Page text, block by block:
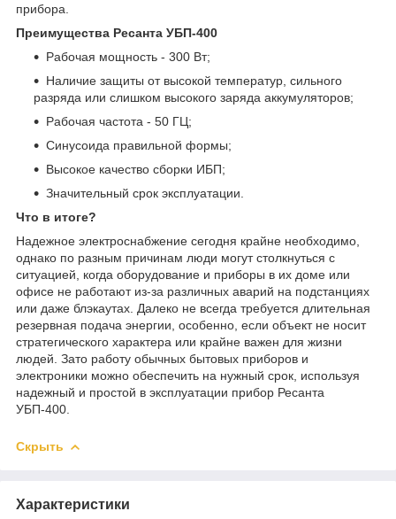
прибора.
Преимущества Ресанта УБП-400
Рабочая мощность - 300 Вт;
Наличие защиты от высокой температур, сильного
разряда или слишком высокого заряда аккумуляторов;
Рабочая частота - 50 ГЦ;
Синусоида правильной формы;
Высокое качество сборки ИБП;
Значительный срок эксплуатации.
Что в итоге?
Надежное электроснабжение сегодня крайне необходимо,
однако по разным причинам люди могут столкнуться с
ситуацией, когда оборудование и приборы в их доме или
офисе не работают из-за различных аварий на подстанциях
или даже блэкаутах. Далеко не всегда требуется длительная
резервная подача энергии, особенно, если объект не носит
стратегического характера или крайне важен для жизни
людей. Зато работу обычных бытовых приборов и
электроники можно обеспечить на нужный срок, используя
надежный и простой в эксплуатации прибор Ресанта
УБП-400.
Скрыть
Характеристики